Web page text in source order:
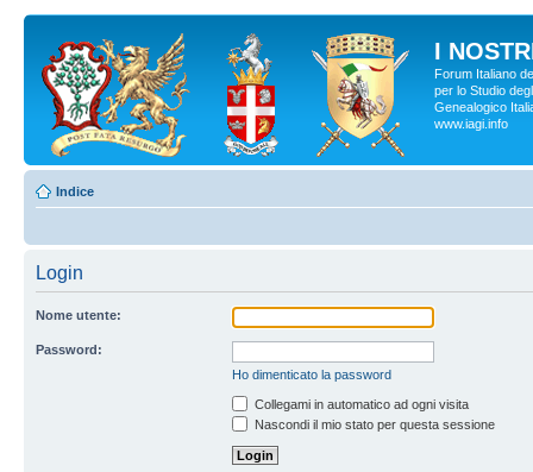
I
Forum Italiano
per lo Studio
Genealogico
www.iagi.info
Indice
Login
Nome utente:
Password:
Ho dimenticato la password
Collegami in automatico ad ogni visita
Nascondi il mio stato per questa sessione